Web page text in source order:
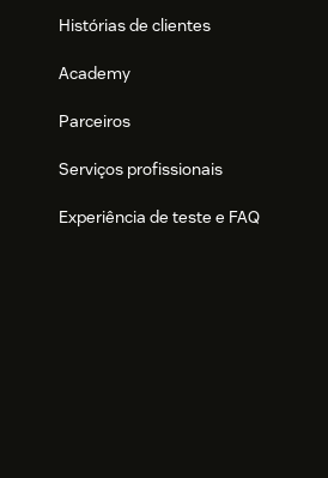
Histórias de clientes
Academy
Parceiros
Serviços profissionais
Experiência de teste e FAQ